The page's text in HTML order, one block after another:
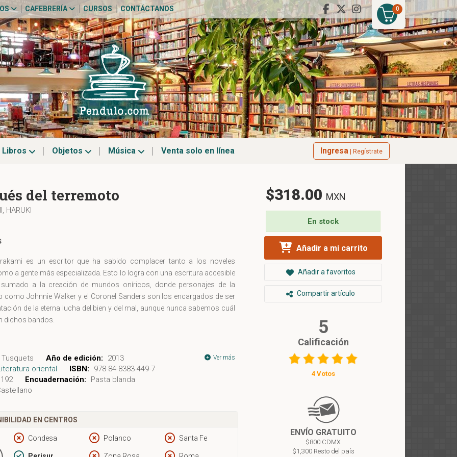
0
CAFEBRERÍA CURSOS CONTÁCTANOS
Libros Objetos Música Venta solo en línea Ingresa | Regístrate
del terremoto
HARUKI
es un escritor que ha sabido complacer tanto a los noveles
a gente más especializada. Esto lo logra con una escritura accesible
sumado a la creación de mundos oníricos, donde personajes de la
como Johnnie Walker y el Coronel Sanders son los encargados de ser
de la eterna lucha del bien y del mal, aunque nunca sabemos cuál
dichos bandos.
natal Japón la nueva novela de Murakami. Mientras que esperamos la
nuevo material, podemos deleitarnos con "Después del terremoto",
inspirados en el temblor que sacudió a la ciudad de Kobe en 1995 y
más de cinco mil personas, que lamentablemente en su momento fue el
están inmersos en el dolor mismo que provocó el terremoto, sí nos
cómo estos hechos cambian la vida de las personas. Un ejemplo sería
Ver más
Tusquets Año de edición:
2013
oriental ISBN:
978-84-8383-449-7
192 Encuadernación:
Pasta blanda
EN CENTROS
Condesa Polanco Santa Fe
$318.00 MXN
En stock
Añadir a mi carrito
Añadir a favoritos
Compartir artículo
5
Calificación
4 Votos
ENVÍO GRATUITO
$800 CDMX
$1,300 Resto del país